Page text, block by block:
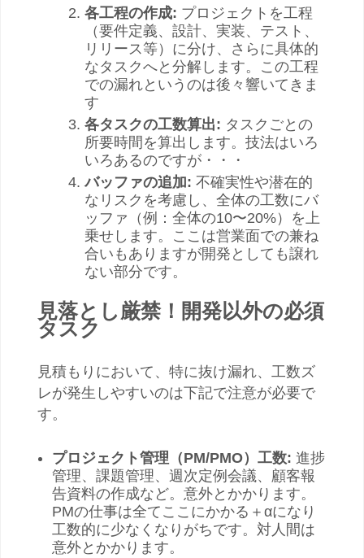
各工程の作成: プロジェクトを工程
（要件定義、設計、実装、テスト、
リリース等）に分け、さらに具体的
なタスクへと分解します。この工程
での漏れというのは後々響いてきま
す
各タスクの工数算出: タスクごとの
所要時間を算出します。技法はいろ
いろあるのですが・・・
バッファの追加: 不確実性や潜在的
なリスクを考慮し、全体の工数にバ
ッファ（例：全体の10〜20%）を上
乗せします。ここは営業面での兼ね
合いもありますが開発としても譲れ
ない部分です。
見落とし厳禁！開発以外の必須
タスク
見積もりにおいて、特に抜け漏れ、工数ズ
レが発生しやすいのは下記で注意が必要で
す。
プロジェクト管理（PM/PMO）工数: 進捗
管理、課題管理、週次定例会議、顧客報
告資料の作成など。意外とかかります。
PMの仕事は全てここにかかる＋αになり
工数的に少なくなりがちです。対人間は
意外とかかります。